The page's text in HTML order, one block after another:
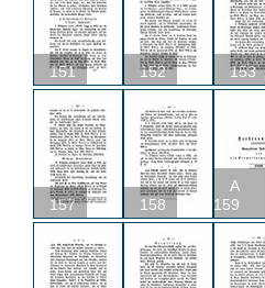
151 152 153
157 158
A
159